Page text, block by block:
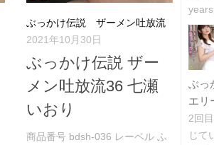
ぶっかけ伝説 ザーメン吐放流
2021年10月30日
ぶっかけ伝説 ザー
メン吐放流36 七瀬
いおり
商品番号 bdsh-036 レーベル ふ
ぶっ
エリ
2回
じて